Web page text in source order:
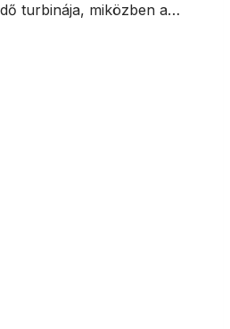
turbinája, miközben a…